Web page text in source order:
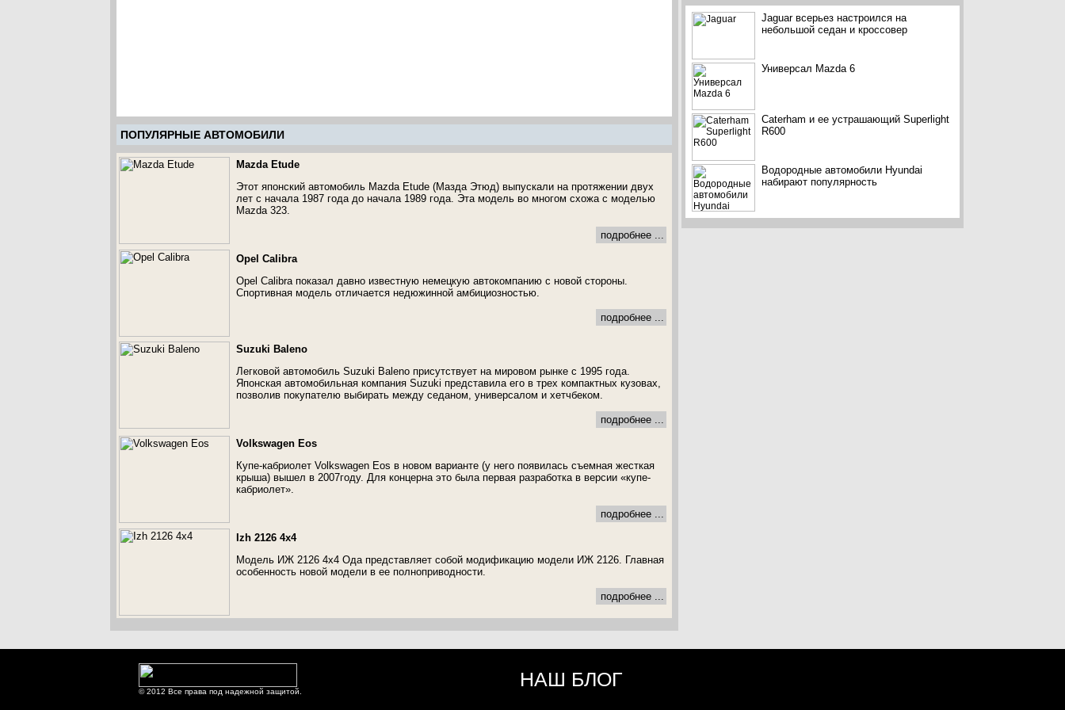
ПОПУЛЯРНЫЕ АВТОМОБИЛИ
Mazda Etude
Этот японский автомобиль Mazda Etude (Мазда Этюд) выпускали на протяжении двух
лет с начала 1987 года до начала 1989 года. Эта модель во многом схожа с моделью
Mazda 323.
подробнее ...
Opel Calibra
Opel Calibra показал давно известную немецкую автокомпанию с новой стороны.
Спортивная модель отличается недюжинной амбициозностью.
подробнее ...
Suzuki Baleno
Легковой автомобиль Suzuki Baleno присутствует на мировом рынке с 1995 года.
Японская автомобильная компания Suzuki представила его в трех компактных кузовах,
позволив покупателю выбирать между седаном, универсалом и хетчбеком.
подробнее ...
Volkswagen Eos
Купе-кабриолет Volkswagen Eos в новом варианте (у него появилась съемная жесткая
крыша) вышел в 2007году. Для концерна это была первая разработка в версии «купе-
кабриолет».
подробнее ...
Izh 2126 4x4
Модель ИЖ 2126 4x4 Ода представляет собой модификацию модели ИЖ 2126. Главная
особенность новой модели в ее полноприводности.
подробнее ...
Jaguar всерьез настроился на
небольшой седан и кроссовер
Универсал Mazda 6
Caterham и ее устрашающий Superlight
R600
Водородные автомобили Hyundai
набирают популярность
© 2012 Все права под надежной защитой.
НАШ БЛОГ